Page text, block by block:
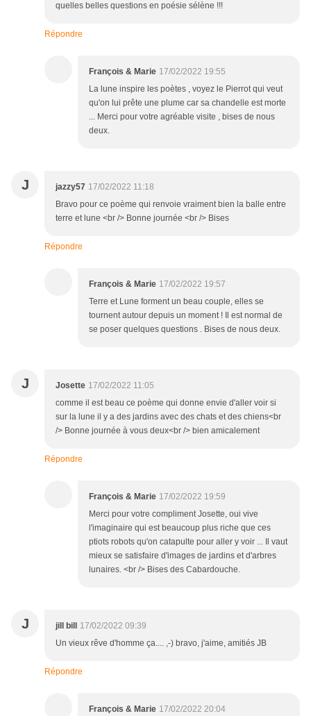
quelles belles questions en poésie sélène !!!
Répondre
François & Marie 17/02/2022 19:55
La lune inspire les poètes , voyez le Pierrot qui veut
qu'on lui prête une plume car sa chandelle est morte
... Merci pour votre agréable visite , bises de nous
deux.
J jazzy57 17/02/2022 11:18
Bravo pour ce poème qui renvoie vraiment bien la balle entre
terre et lune <br /> Bonne journée <br /> Bises
Répondre
François & Marie 17/02/2022 19:57
Terre et Lune forment un beau couple, elles se
tournent autour depuis un moment ! Il est normal de
se poser quelques questions . Bises de nous deux.
J Josette 17/02/2022 11:05
comme il est beau ce poème qui donne envie d'aller voir si
sur la lune il y a des jardins avec des chats et des chiens<br
/> Bonne journée à vous deux<br /> bien amicalement
Répondre
François & Marie 17/02/2022 19:59
Merci pour votre compliment Josette, oui vive
l'imaginaire qui est beaucoup plus riche que ces
ptiots robots qu'on catapulte pour aller y voir ... Il vaut
mieux se satisfaire d'images de jardins et d'arbres
lunaires. <br /> Bises des Cabardouche.
J jill bill
17/02/2022 09:39
Un vieux rêve d'homme ça.... ,-) bravo, j'aime, amitiés JB
Répondre
François & Marie 17/02/2022 20:04